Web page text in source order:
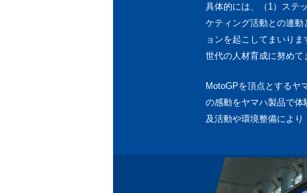
具体的には、（1）ステ
ケティング活動との連
ョンを起こしてまいり
世代の人材育成に努めて
MotoGPを頂点とするヤ
の感動をヤマハ製品で
及活動や環境整備によ